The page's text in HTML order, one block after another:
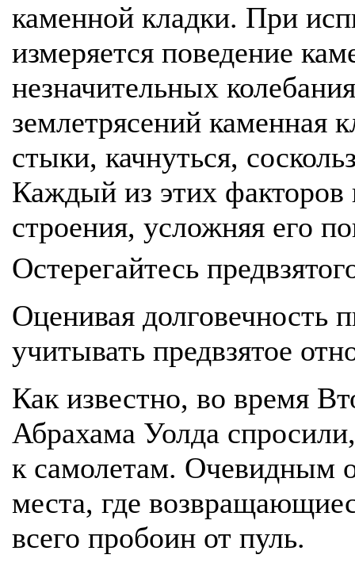
каменной кладки. При
измеряется поведение
незначительных
землетрясений каменная
стыки, качнуться,
Каждый из этих факторов
строения, усложняя его
Остерегайтесь
Оценивая
учитывать предвзятое
Как известно, во время
Абрахама Уолда
к самолетам. Очевидным
места, где
всего пробоин от пуль.